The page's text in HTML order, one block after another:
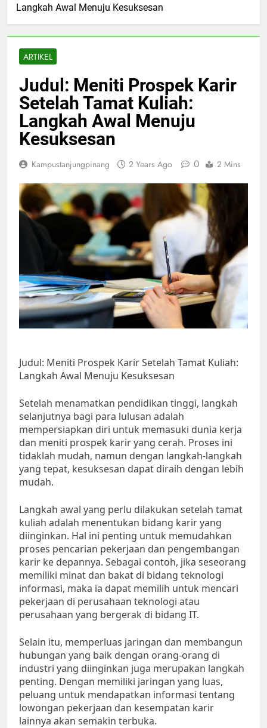
Langkah Awal Menuju Kesuksesan
ARTIKEL
Judul: Meniti Prospek Karir
Setelah Tamat Kuliah:
Langkah Awal Menuju
Kesuksesan
Kampustanjungpinang 2 Years Ago 0 2 Mins
Judul: Meniti Prospek Karir Setelah Tamat Kuliah:
Langkah Awal Menuju Kesuksesan
Setelah menamatkan pendidikan tinggi, langkah
selanjutnya bagi para lulusan adalah
mempersiapkan diri untuk memasuki dunia kerja
dan meniti prospek karir yang cerah. Proses ini
tidaklah mudah, namun dengan langkah-langkah
yang tepat, kesuksesan dapat diraih dengan lebih
mudah.
Langkah awal yang perlu dilakukan setelah tamat
kuliah adalah menentukan bidang karir yang
diinginkan. Hal ini penting untuk memudahkan
proses pencarian pekerjaan dan pengembangan
karir ke depannya. Sebagai contoh, jika seseorang
memiliki minat dan bakat di bidang teknologi
informasi, maka ia dapat memilih untuk mencari
pekerjaan di perusahaan teknologi atau
perusahaan yang bergerak di bidang IT.
Selain itu, memperluas jaringan dan membangun
hubungan yang baik dengan orang-orang di
industri yang diinginkan juga merupakan langkah
penting. Dengan memiliki jaringan yang luas,
peluang untuk mendapatkan informasi tentang
lowongan pekerjaan dan kesempatan karir
lainnya akan semakin terbuka.